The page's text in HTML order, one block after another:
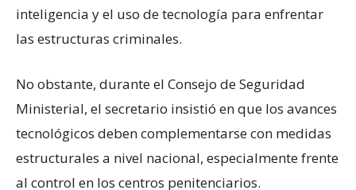
inteligencia y el uso de tecnología para enfrentar
las estructuras criminales.
No obstante, durante el Consejo de Seguridad
Ministerial, el secretario insistió en que los avances
tecnológicos deben complementarse con medidas
estructurales a nivel nacional, especialmente frente
al control en los centros penitenciarios.